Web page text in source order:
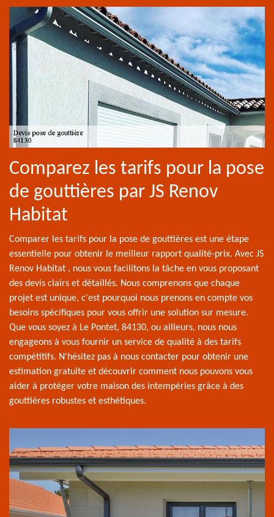
Comparez les tarifs pour la pose
de gouttières par JS Renov
Habitat
Comparer les tarifs pour la pose de gouttières est une étape
essentielle pour obtenir le meilleur rapport qualité-prix. Avec JS
Renov Habitat , nous vous facilitons la tâche en vous proposant
des devis clairs et détaillés. Nous comprenons que chaque
projet est unique, c'est pourquoi nous prenons en compte vos
besoins spécifiques pour vous offrir une solution sur mesure.
Que vous soyez à Le Pontet, 84130, ou ailleurs, nous nous
engageons à vous fournir un service de qualité à des tarifs
compétitifs. N'hésitez pas à nous contacter pour obtenir une
estimation gratuite et découvrir comment nous pouvons vous
aider à protéger votre maison des intempéries grâce à des
gouttières robustes et esthétiques.